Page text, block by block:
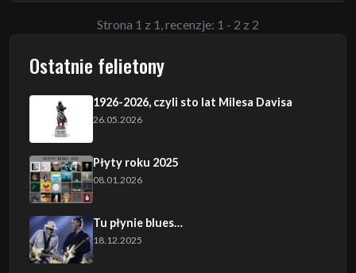
Strona 1 z 1, recenzje: 1 - 2 z 2
Ostatnie felietony
1926-2026, czyli sto lat Milesa Davisa
26.05.2026
Płyty roku 2025
08.01.2026
Tu płynie blues…
18.12.2025